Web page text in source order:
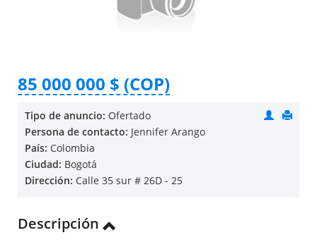
85 000 000 $ (COP)
Tipo de anuncio: Ofertado
Persona de contacto: Jennifer Arango
País: Colombia
Ciudad: Bogotá
Dirección: Calle 35 sur # 26D - 25
Descripción